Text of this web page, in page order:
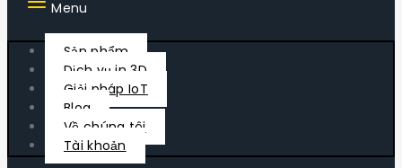
Menu
Sản phẩm
Dịch vụ in 3D
Giải pháp IoT
Blog
Về chúng tôi
Tài khoản